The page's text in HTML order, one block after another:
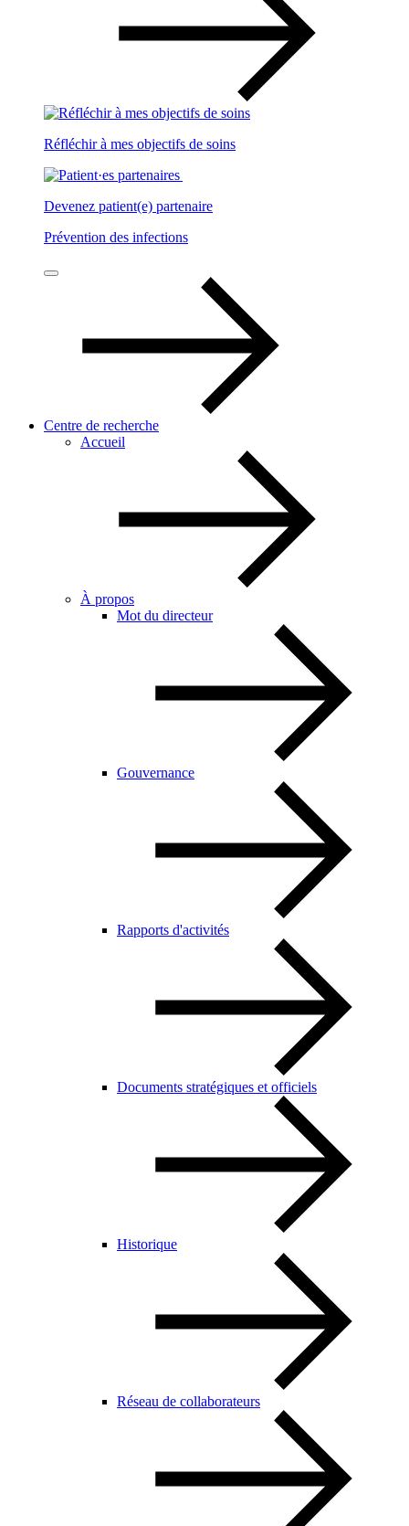
Réfléchir à mes objectifs de soins
Devenez patient(e) partenaire
Prévention des infections
Centre de recherche
Accueil
À propos
Mot du directeur
Gouvernance
Rapports d'activités
Documents stratégiques et officiels
Historique
Réseau de collaborateurs